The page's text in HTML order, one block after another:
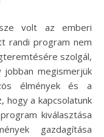
randi program nem
szolgál,
megismerjük
élmények és a
hogy a kapcsolatunk
kiválasztása
gazdagítása